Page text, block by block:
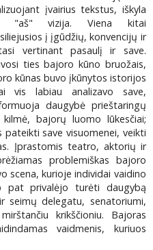
įvairius tekstus, iškyla
"aš" vizija. Viena kitai
į įgūdžių, konvencijų ir
vertinant pasaulį ir save.
ties bajoro kūno bruožais,
kūnas buvo įkūnytos istorijos
vis labiau analizavo save,
daugybė prieštaringų
bajorų luomo lūkesčiai;
save visuomenei, veikti
Įprastomis teatro, aktorių ir
problemiškas bajoro
scena, kurioje individai vaidino
pat privalėjo turėti daugybą
seimų delegatu, senatoriumi,
krikščioniu. Bajoras
vaidmenis, kuriuos